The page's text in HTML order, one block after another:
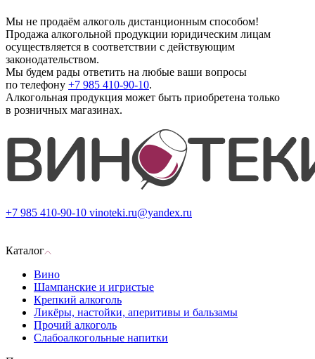
Мы не продаём алкоголь дистанционным способом!
Продажа алкогольной продукции юридическим лицам
осуществляется в соответствии с действующим
законодательством.
Мы будем рады ответить на любые ваши вопросы
по телефону +7 985 410-90-10.
Алкогольная продукция может быть приобретена только
в розничных магазинах.
+7 985 410-90-10 vinoteki.ru@yandex.ru
Каталог
Вино
Шампанские и игристые
Крепкий алкоголь
Ликёры, настойки, аперитивы и бальзамы
Прочий алкоголь
Слабоалкогольные напитки